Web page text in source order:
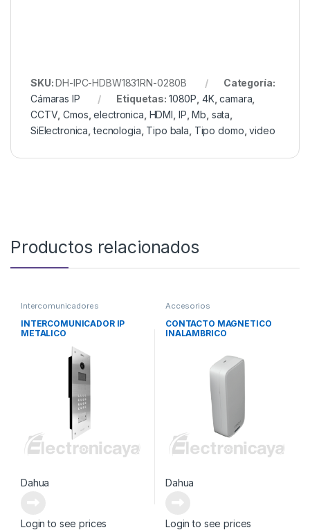
SKU:DH-IPC-HDBW1831RN-0280B
Categoría:
Cámaras IP
Etiquetas: 1080P 4K,camara
CCTV,Cmos ,electronica HDMI IP ,Mb sata
SiElectronica ,tecnologia Tipo bala Tipo domo ,video
Productos relacionados
Intercomunicadores
INTERCOMUNICADOR IP
METALICO
Dahua
Login to see prices
Accesorios
CONTACTO MAGNETICO
INALAMBRICO
Dahua
Login to see prices